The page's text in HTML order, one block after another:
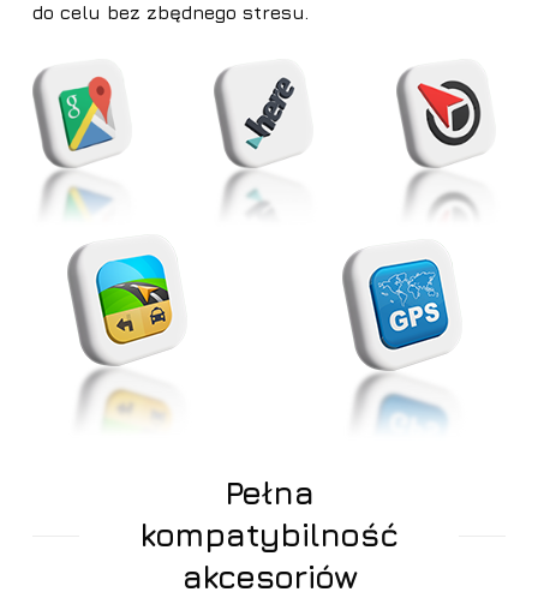
do celu bez zbędnego stresu.
Pełna
kompatybilność
akcesoriów